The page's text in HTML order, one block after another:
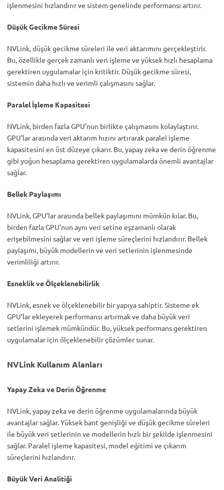
işlenmesini hızlandırır ve sistem genelinde performansı artırır.
Düşük Gecikme Süresi
NVLink, düşük gecikme süreleri ile veri aktarımını gerçekleştirir.
Bu, özellikle gerçek zamanlı veri işleme ve yüksek hızlı hesaplama
gerektiren uygulamalar için kritiktir. Düşük gecikme süresi,
sistemin daha hızlı ve verimli çalışmasını sağlar.
Paralel İşleme Kapasitesi
NVLink, birden fazla GPU’nun birlikte çalışmasını kolaylaştırır.
GPU’lar arasında veri aktarım hızını artırarak paralel işleme
kapasitesini en üst düzeye çıkarır. Bu, yapay zeka ve derin öğrenme
gibi yoğun hesaplama gerektiren uygulamalarda önemli avantajlar
sağlar.
Bellek Paylaşımı
NVLink, GPU’lar arasında bellek paylaşımını mümkün kılar. Bu,
birden fazla GPU’nun aynı veri setine eşzamanlı olarak
erişebilmesini sağlar ve veri işleme süreçlerini hızlandırır. Bellek
paylaşımı, büyük modellerin ve veri setlerinin işlenmesinde
verimliliği artırır.
Esneklik ve Ölçeklenebilirlik
NVLink, esnek ve ölçeklenebilir bir yapıya sahiptir. Sisteme ek
GPU’lar ekleyerek performansı artırmak ve daha büyük veri
setlerini işlemek mümkündür. Bu, yüksek performans gerektiren
uygulamalar için ölçeklenebilir çözümler sunar.
NVLink Kullanım Alanları
Yapay Zeka ve Derin Öğrenme
NVLink, yapay zeka ve derin öğrenme uygulamalarında büyük
avantajlar sağlar. Yüksek bant genişliği ve düşük gecikme süreleri
ile büyük veri setlerinin ve modellerin hızlı bir şekilde işlenmesini
sağlar. Paralel işleme kapasitesi, model eğitimi ve çıkarım
süreçlerini hızlandırır.
Büyük Veri Analitiği